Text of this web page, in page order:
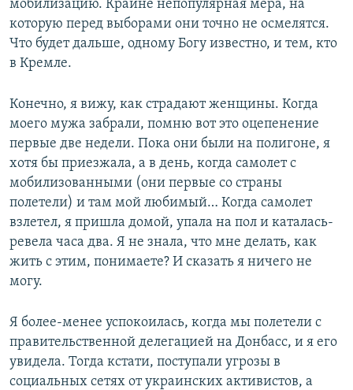
мобилизацию. Крайне непопулярная мера, на
которую перед выборами они точно не осмелятся.
Что будет дальше, одному Богу известно, и тем, кто
в Кремле.
Конечно, я вижу, как страдают женщины. Когда
моего мужа забрали, помню вот это оцепенение
первые две недели. Пока они были на полигоне, я
хотя бы приезжала, а в день, когда самолет с
мобилизованными (они первые со страны
полетели) и там мой любимый… Когда самолет
взлетел, я пришла домой, упала на пол и каталась-
ревела часа два. Я не знала, что мне делать, как
жить с этим, понимаете? И сказать я ничего не
могу.
Я более-менее успокоилась, когда мы полетели с
правительственной делегацией на Донбасс, и я его
увидела. Тогда кстати, поступали угрозы в
социальных сетях от украинских активистов, а